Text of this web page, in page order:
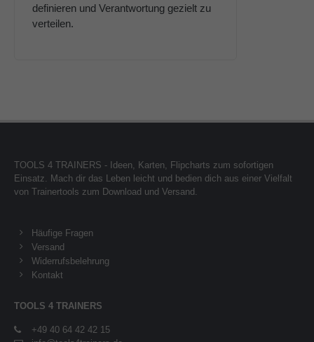
definieren und Verantwortung gezielt zu
verteilen.
TOOLS 4 TRAINERS - Ideen, Karten, Flipcharts zum sofortigen
Einsatz. Mach dir das Leben leicht und bedien dich aus einer Vielfalt
von Trainertools zum Download und Versand.
Häufige Fragen
Versand
Widerrufsbelehrung
Kontakt
TOOLS 4 TRAINERS
+49 40 64 42 42 15